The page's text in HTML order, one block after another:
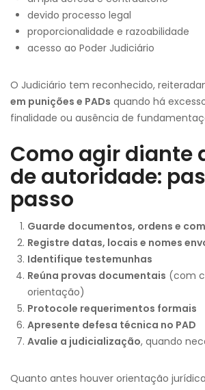
devido processo legal
proporcionalidade e razoabilidade
acesso ao Poder Judiciário
O Judiciário tem reconhecido,
em punições e PADs quando há
finalidade ou ausência de
Como agir diante
de autoridade:
passo
Guarde documentos, ordens e
Registre datas, locais e nomes
Identifique testemunhas
Reúna provas documentais (com
orientação)
Protocole requerimentos formais
Apresente defesa técnica no PAD
Avalie a judicialização, quando
Quanto antes houver orientação